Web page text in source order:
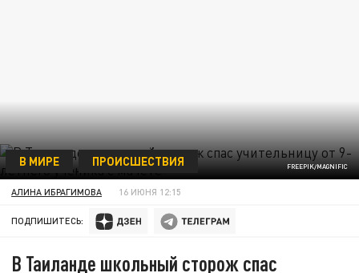
FREEPIK/MAGNIFIC
В МИРЕ ПРОИСШЕСТВИЯ
АЛИНА ИБРАГИМОВА 16 ИЮНЯ 12:15
ПОДПИШИТЕСЬ:
В Таиланде школьный сторож спас